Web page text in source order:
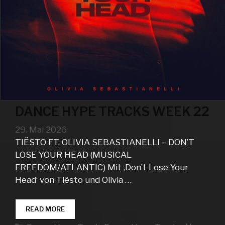
DANCE HYPE TRACKS WEEK 22
29. Mai 2026
TIËSTO FT. OLIVIA SEBASTIANELLI – DON’T
LOSE YOUR HEAD (MUSICAL
FREEDOM/ATLANTIC) Mit ‚Don’t Lose Your
Head‘ von Tiësto und Olivia …
READ MOREDANCE
HYPE